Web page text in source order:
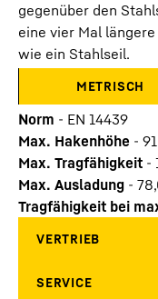
gegenüber den
eine vier Mal
wie ein Stahlseil.
METRISCH
Norm - EN 14439
Max. Hakenhöhe -
Max. Tragfähigkeit -
Max. Ausladung -
Tragfähigkeit bei